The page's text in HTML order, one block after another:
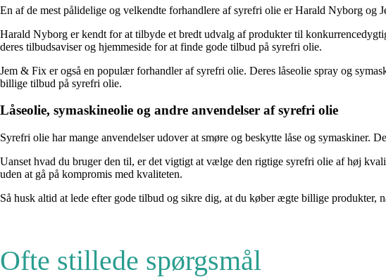
En af de mest pålidelige og velkendte forhandlere af syrefri olie er Harald Nyborg og
Harald Nyborg er kendt for at tilbyde et bredt udvalg af produkter til
deres tilbudsaviser og hjemmeside for at finde gode tilbud på syrefri olie.
Jem & Fix er også en populær forhandler af syrefri olie. Deres låseolie spray og
billige tilbud på syrefri olie.
Låseolie, symaskineolie og andre anvendelser af syrefri olie
Syrefri olie har mange anvendelser udover at smøre og beskytte låse og symaskiner.
Uanset hvad du bruger den til, er det vigtigt at vælge den rigtige syrefri olie af høj
uden at gå på kompromis med kvaliteten.
Så husk altid at lede efter gode tilbud og sikre dig, at du køber ægte billige
Ofte stillede spørgsmål